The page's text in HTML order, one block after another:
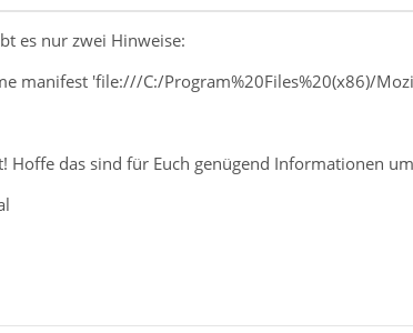
font.name.monospace.tr	Consolas
font.name.sans-serif.tr	Calibri
es nur zwei Hinweise:
manifest 'file:///C:/Program%20Files%20(x86)/
Hoffe das sind für Euch genügend Informationen